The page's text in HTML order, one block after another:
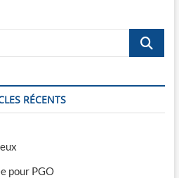
Search
RÉCENTS
pour PGO